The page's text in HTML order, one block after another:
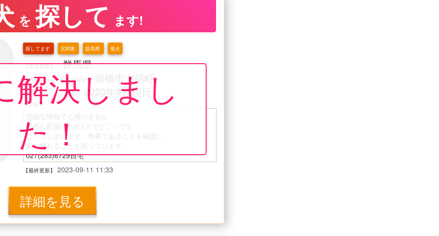
解決しまし
た！
を 探して ます!
探してます 北関東 群馬県 柴犬
【都道府県】 群馬県
【市区町村など場所詳細】 前橋市大胡町
【いなくなった日時】 2023年9月10日
【詳細】
些細な情報でも構いません
好奇心旺盛のため1人でどこへでも
行ってしまいます。無事であることを確認し
家へ帰れることを願っています。
027(283)6729自宅
又はo.i.0.9.3.0@icloud.com
の方にご連絡いただけないでしょうか。
何卒よろしくお願いします。
【最終更新】 2023-09-11 11:33
詳細を見る